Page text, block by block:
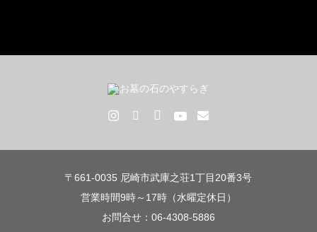
〒661-0035 尼崎市武庫之荘1丁目20番3号
営業時間9時～17時（水曜定休日）
お問合せ：06-4308-5886